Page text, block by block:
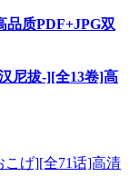
品质PDF+JPG双
尼拔-][全13卷]高